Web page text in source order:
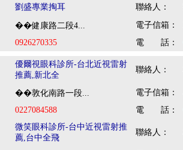
劉盛專業掏耳 聯絡人：
��健康路二段4... 電子信箱：
0926270335 電 話：
優爾視眼科診所-台北近視雷射
推薦,新北全
聯絡人：
��敦化南路一段... 電子信箱：
0227084588 電 話：
微笑眼科診所-台中近視雷射推
薦,台中全飛
聯絡人：